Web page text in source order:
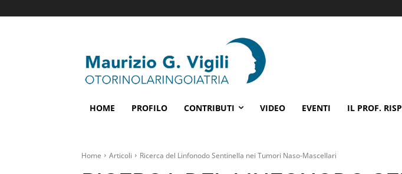
HOME PROFILO CONTRIBUTI VIDEO EVENTI IL PROF.
Home Articoli Ricerca del Linfonodo Sentinella nei Tumori Naso-Mascellari